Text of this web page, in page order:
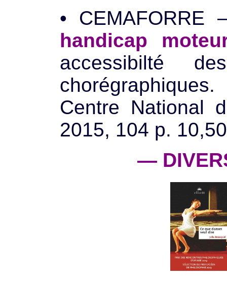
•
handicap
accessibilté
Centre National
2015, 104 p.
—